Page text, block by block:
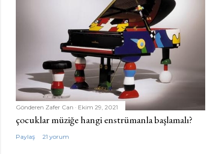
Gönderen Zafer Can Ekim 29, 2021
çocuklar müziğe hangi enstrümanla başlamalı?
Paylaş 21 yorum